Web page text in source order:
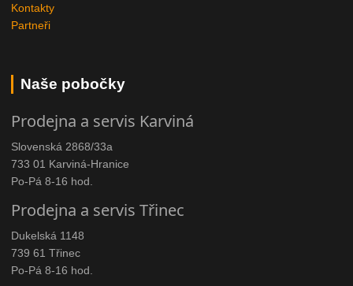
Kontakty
Partneři
Naše pobočky
Prodejna a servis Karviná
Slovenská 2868/33a
733 01 Karviná-Hranice
Po-Pá 8-16 hod.
Prodejna a servis Třinec
Dukelská 1148
739 61 Třinec
Po-Pá 8-16 hod.